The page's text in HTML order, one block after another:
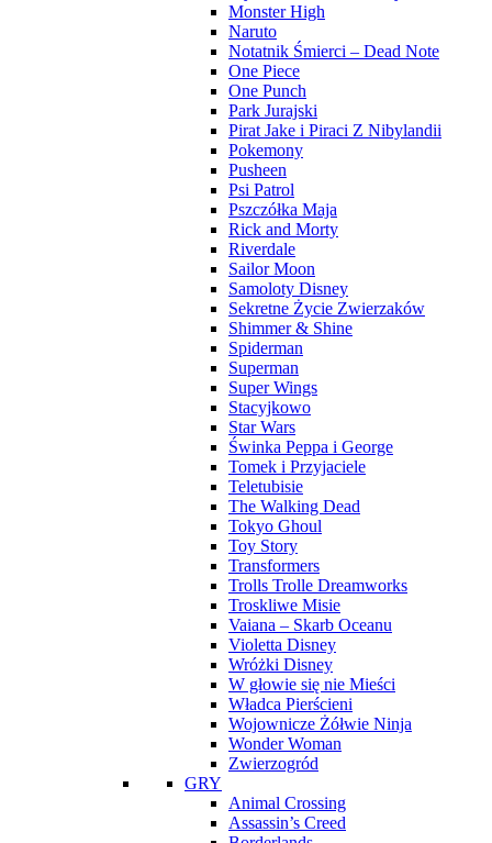
Monster High
Naruto
Notatnik Śmierci – Dead Note
One Piece
One Punch
Park Jurajski
Pirat Jake i Piraci Z Nibylandii
Pokemony
Pusheen
Psi Patrol
Pszczółka Maja
Rick and Morty
Riverdale
Sailor Moon
Samoloty Disney
Sekretne Życie Zwierzaków
Shimmer & Shine
Spiderman
Superman
Super Wings
Stacyjkowo
Star Wars
Świnka Peppa i George
Tomek i Przyjaciele
Teletubisie
The Walking Dead
Tokyo Ghoul
Toy Story
Transformers
Trolls Trolle Dreamworks
Troskliwe Misie
Vaiana – Skarb Oceanu
Violetta Disney
Wróżki Disney
W głowie się nie Mieści
Władca Pierścieni
Wojownicze Żółwie Ninja
Wonder Woman
Zwierzogród
GRY
Animal Crossing
Assassin’s Creed